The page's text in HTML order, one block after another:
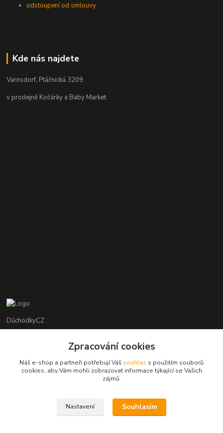
odstoupení od smlouvy
Kde nás najdete
Varnsdorf, Ptáčnická 3209
v prodejně Kočárky a Baby Market
DůchodkyCZ
+420 412384749
objednavky@duchodky.cz
Zpracování cookies
Náš e-shop a partneři potřebují Váš souhlas s použitím souborů
cookies, aby Vám mohli zobrazovat informace týkající se Vašich
zájmů.
Nastavení Souhlasím